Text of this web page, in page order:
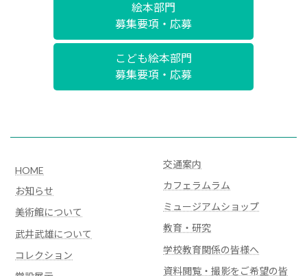
絵本部門
募集要項・応募
こども絵本部門
募集要項・応募
HOME
お知らせ
美術館について
武井武雄について
コレクション
交通案内
カフェラムラム
ミュージアムショップ
教育・研究
学校教育関係の皆様へ
資料閲覧・撮影をご希望の皆